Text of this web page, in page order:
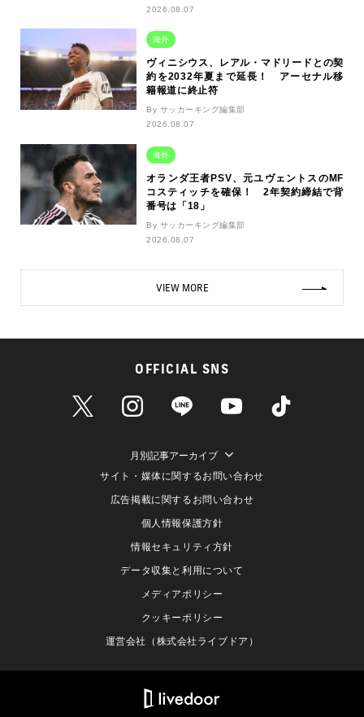
2026.08.07
海外
ヴィニシウス、レアル・マドリードとの契
約を2032年夏まで延長！ アーセナル移
籍報道に終止符
By サッカーキング編集部
2026.08.07
海外
オランダ王者PSV、元ユヴェントスのMF
コスティッチを確保！ 2年契約締結で背
番号は「18」
By サッカーキング編集部
2026.08.07
VIEW MORE
OFFICIAL SNS
月別記事アーカイブ
サイト・媒体に関するお問い合わせ
広告掲載に関するお問い合わせ
個人情報保護方針
情報セキュリティ方針
データ収集と利用について
メディアポリシー
クッキーポリシー
運営会社（株式会社ライブドア）